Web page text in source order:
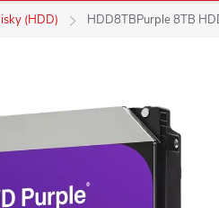
(HDD) HDD8TBPurple 8TB